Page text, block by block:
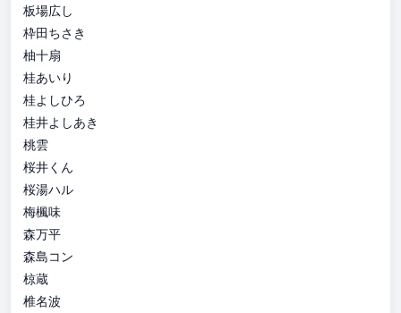
板場広し
枠田ちさき
柚十扇
桂あいり
桂よしひろ
桂井よしあき
桃雲
桜井くん
桜湯ハル
梅楓味
森万平
森島コン
椋蔵
椎名波